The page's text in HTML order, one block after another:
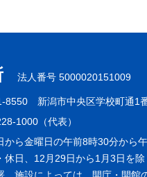
法人番号 5000020151009
8550 新潟市中央区学校町通1
1000（代表）
から金曜日の午前8時30分から
休日、12月29日から1月3日を除
施設によっては、開庁・開館